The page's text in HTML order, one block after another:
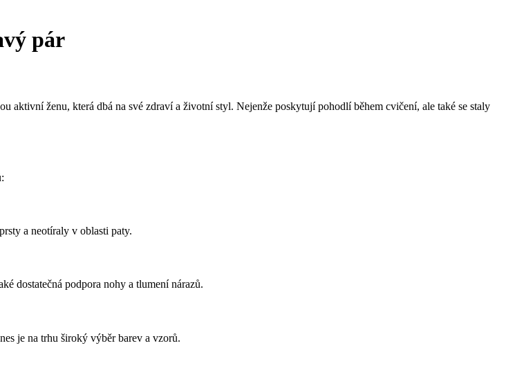
pár
aktivní ženu, která dbá na své zdraví a životní styl. Nejenže poskytují pohodlí během cvičení, ale také se staly
a neotíraly v oblasti paty.
dostatečná podpora nohy a tlumení nárazů.
je na trhu široký výběr barev a vzorů.